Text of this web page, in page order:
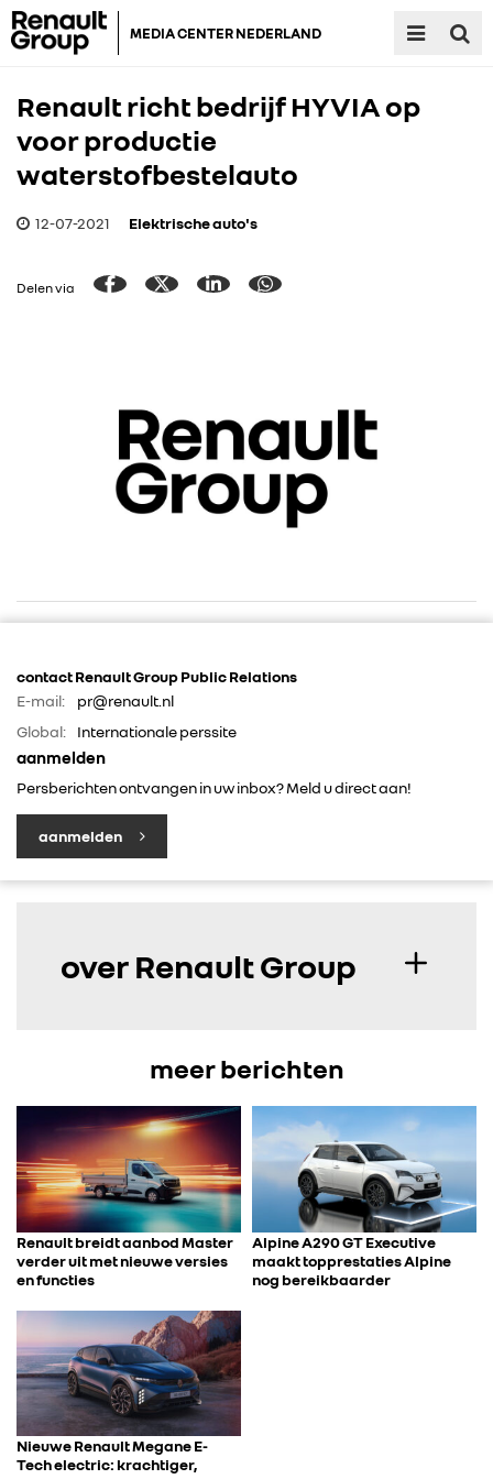
MEDIA CENTER NEDERLAND
RENAULT
DACIA
ALLIANCE
IN DE MEDIA
CONTACT
Renault richt bedrijf HYVIA op
voor productie
waterstofbestelauto
12-07-2021 Elektrische auto's
Delen via
contact Renault Group Public Relations
E-mail:
pr@renault.nl
Global:
Internationale perssite
aanmelden
Persberichten ontvangen in uw inbox? Meld u direct aan!
aanmelden
over Renault Group
meer berichten
Renault breidt aanbod Master
verder uit met nieuwe versies
en functies
Alpine A290 GT Executive
maakt topprestaties Alpine
nog bereikbaarder
Nieuwe Renault Megane E-
Tech electric: krachtiger,